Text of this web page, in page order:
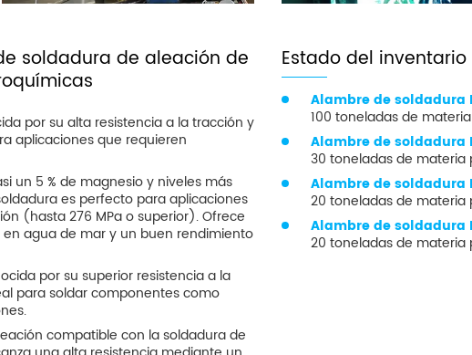
soldadura de aleación de
por su alta resistencia a la tracción y
aplicaciones que requieren
un 5 % de magnesio y niveles más
es perfecto para aplicaciones
(hasta 276 MPa o superior). Ofrece
agua de mar y un buen rendimiento
por su superior resistencia a la
para soldar componentes como
compatible con la soldadura de
Estado del inventario
Alambre de soldadura
100 toneladas de
Alambre de soldadura
30 toneladas de materia
Alambre de soldadura
20 toneladas de materia
Alambre de soldadura
20 toneladas de materia